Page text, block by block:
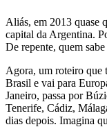
Aliás, em 2013 quase
capital da Argentina.
De repente, quem
Agora, um roteiro que
Brasil e vai para
Janeiro, passa por
Tenerife, Cádiz,
dias depois. Imagina